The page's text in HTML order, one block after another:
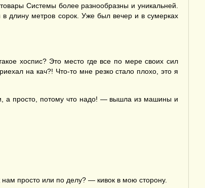
Системы более разнообразны и уникальней.
длину метров сорок. Уже был вечер и в сумерках
хоспис? Это место где все по мере своих сил
на кач?! Что-то мне резко стало плохо, это я
а просто, потому что надо! — вышла из машины и
просто или по делу? — кивок в мою сторону.